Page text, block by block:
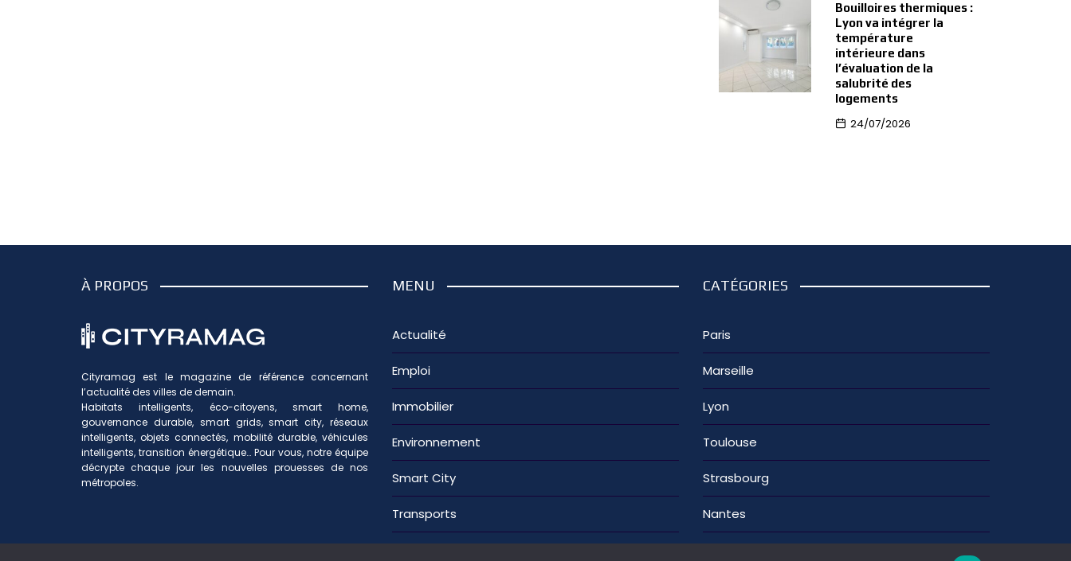
Bouilloires thermiques :
Lyon va intégrer la
température
intérieure dans
l’évaluation de la
salubrité des
logements
24/07/2026
À PROPOS
Cityramag est le magazine de référence concernant
l’actualité des villes de demain.
Habitats intelligents, éco-citoyens, smart home,
gouvernance durable, smart grids, smart city, réseaux
intelligents, objets connectés, mobilité durable, véhicules
intelligents, transition énergétique… Pour vous, notre équipe
décrypte chaque jour les nouvelles prouesses de nos
métropoles.
MENU
Actualité
Emploi
Immobilier
Environnement
Smart City
Transports
CATÉGORIES
Paris
Marseille
Lyon
Toulouse
Strasbourg
Nantes